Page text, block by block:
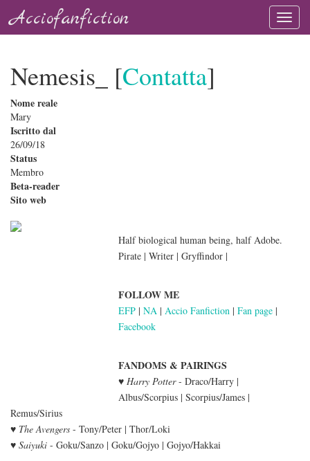
Acciofanfiction
Nemesis_ [Contatta]
Nome reale
Mary
Iscritto dal
26/09/18
Status
Membro
Beta-reader
Sito web
Half biological human being, half Adobe.
Pirate | Writer | Gryffindor |
FOLLOW ME
EFP | NA | Accio Fanfiction | Fan page |
Facebook
FANDOMS & PAIRINGS
♥ Harry Potter- Draco/Harry |
Albus/Scorpius | Scorpius/James |
Remus/Sirius
♥ The Avengers - Tony/Peter | Thor/Loki
♥ Saiyuki - Goku/Sanzo | Goku/Gojyo | Gojyo/Hakkai